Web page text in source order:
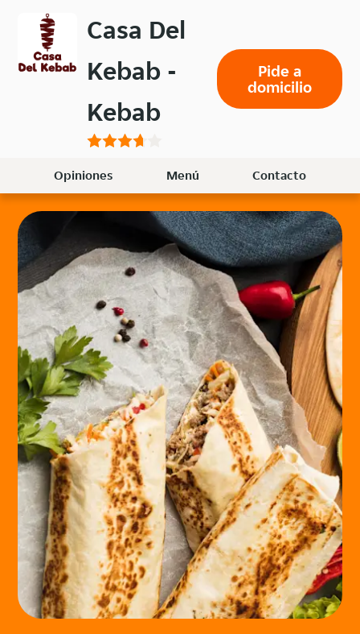
menú
principal
Casa Del
Kebab -
Kebab
Pide a
domicilio
Opiniones Menú Contacto